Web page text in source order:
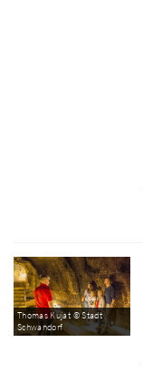
Thomas Kujat © Stadt
Schwandorf